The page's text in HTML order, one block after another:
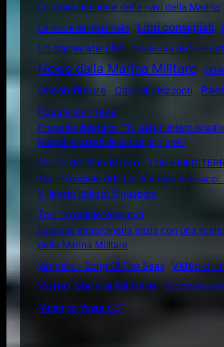
La storia nel nome delle navi della Marina
La voce del marinaio
Libri consigliati
Lo sapevate che Medicina di
News dalla Marina Militare
Ocean4future
Oltre Gli Orizzonti
Poesie del mare
Progetto didattico: “Tu sei un intero
Rompi le pareti della tua prigione”
Storia del San Marco
TOUR
Tour Mondiale di Nave Amerigo Vespucci:
Villaggio Italia di Singapore
Tour Mondiale Vespucci
Una vita straordinaria inizia con una
della Marina Militare
Vangelis – Song Of The Seas
Video di
Video Marina Militare Video
“Amerigo Vespucci”